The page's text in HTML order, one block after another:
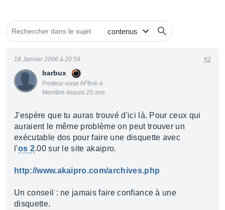
barbux
Posteur·euse AFfiné·e
Membre depuis 20 ans
18 Janvier 2006 à 20:59 #2
J'espère que tu auras trouvé d'ici là. Pour ceux qui
auraient le même problème on peut trouver un
exécutable dos pour faire une disquette avec
l'os 2.00 sur le site akaipro.
http://www.akaipro.com/archives.php
Un conseil : ne jamais faire confiance à une
disquette.